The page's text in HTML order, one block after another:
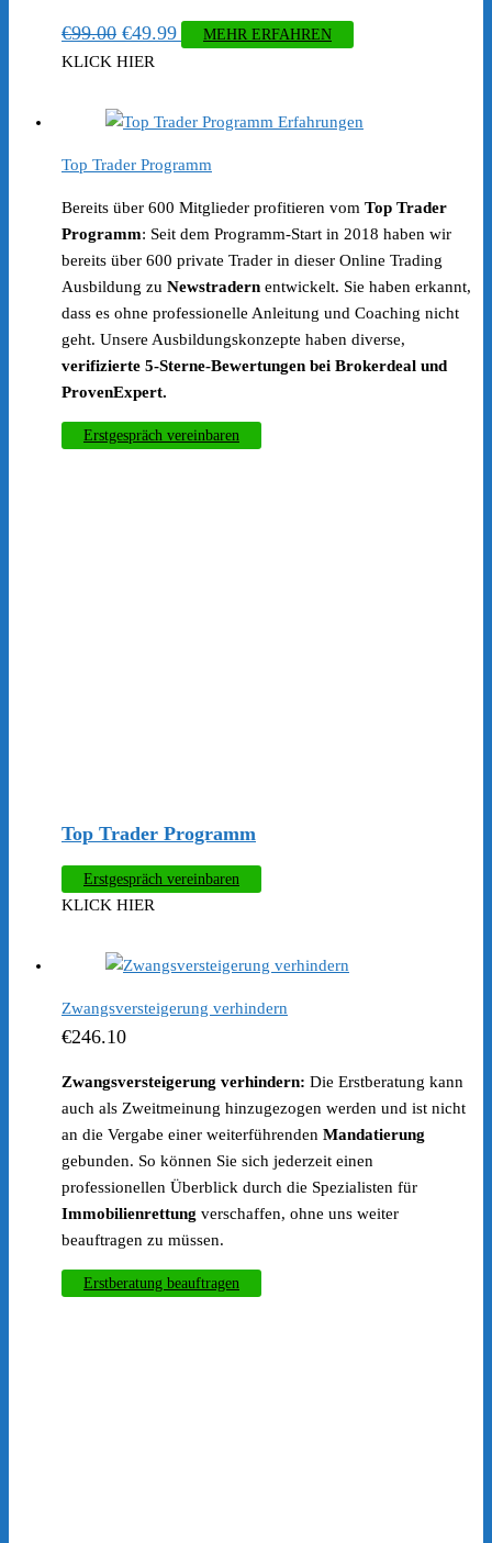
€99.00 Ursprünglicher
Preis
€99.00
€49.99Aktueller
€49.99.
MEHR ERFAHREN
KLICK HIER
Top Trader Programm
Bereits über 600 Mitglieder profitieren vom Top Trader
Programm: Seit dem Programm-Start in 2018 haben wir
bereits über 600 private Trader in dieser Online Trading
Ausbildung zu Newstradern entwickelt. Sie haben erkannt,
dass es ohne professionelle Anleitung und Coaching nicht
geht. Unsere Ausbildungskonzepte haben diverse,
verifizierte 5-Sterne-Bewertungen bei Brokerdeal und
ProvenExpert.
Erstgespräch vereinbaren
Top Trader Programm
Erstgespräch vereinbaren
KLICK HIER
Zwangsversteigerung verhindern
€246.10
Zwangsversteigerung verhindern: Die Erstberatung kann
auch als Zweitmeinung hinzugezogen werden und ist nicht
an die Vergabe einer weiterführenden Mandatierung
gebunden. So können Sie sich jederzeit einen
professionellen Überblick durch die Spezialisten für
Immobilienrettung verschaffen, ohne uns weiter
beauftragen zu müssen.
Erstberatung beauftragen